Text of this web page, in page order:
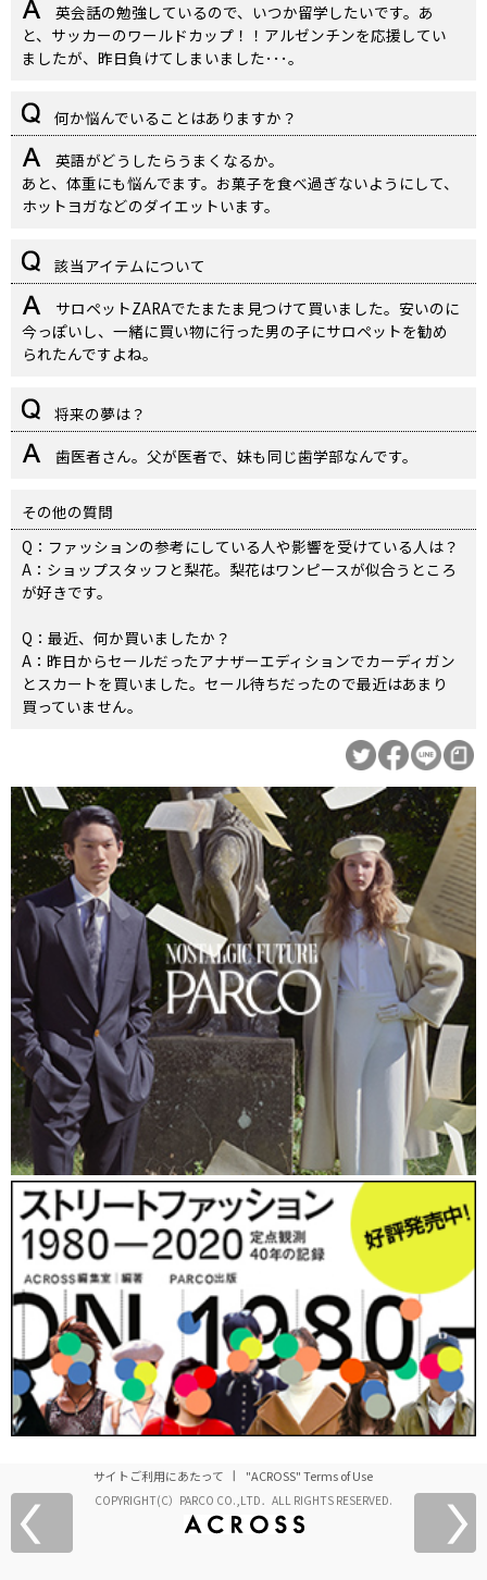
英会話の勉強しているので、いつか留学したいです。あ
と、サッカーのワールドカップ！！アルゼンチンを応援してい
ましたが、昨日負けてしまいました･･･。
何か悩んでいることはありますか？
英語がどうしたらうまくなるか。
あと、体重にも悩んでます。お菓子を食べ過ぎないようにして、
ホットヨガなどのダイエットいます。
該当アイテムについて
サロペットZARAでたまたま見つけて買いました。安いのに
今っぽいし、一緒に買い物に行った男の子にサロペットを勧め
られたんですよね。
将来の夢は？
歯医者さん。父が医者で、妹も同じ歯学部なんです。
その他の質問
Q：ファッションの参考にしている人や影響を受けている人は？
A：ショップスタッフと梨花。梨花はワンピースが似合うところ
が好きです。
Q：最近、何か買いましたか？
A：昨日からセールだったアナザーエディションでカーディガン
とスカートを買いました。セール待ちだったので最近はあまり
買っていません。
サイトご利用にあたって "ACROSS" Terms of Use
COPYRIGHT(C）PARCO CO.,LTD．ALL RIGHTS RESERVED.